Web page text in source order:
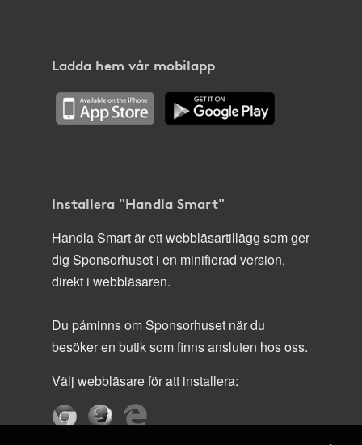
Ladda hem vår mobilapp
Installera "Handla Smart"
Handla Smart är ett webbläsartillägg som ger
dig Sponsorhuset i en minifierad version,
direkt i webbläsaren.
Du påminns om Sponsorhuset när du
besöker en butik som finns ansluten hos oss.
Välj webbläsare för att installera: